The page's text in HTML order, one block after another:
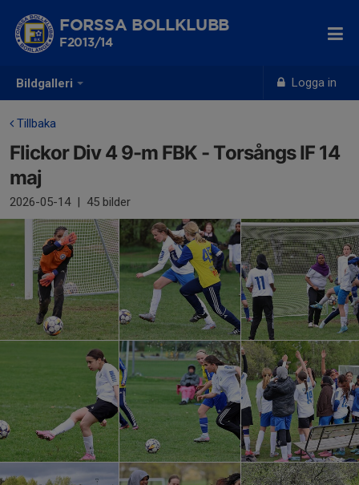
Bildgalleri Logga in
FORSSA BOLLKLUBB
F2013/14
Tillbaka
Flickor Div 4 9-m FBK - Torsångs IF 14
maj
2026-05-14 | 45 bilder